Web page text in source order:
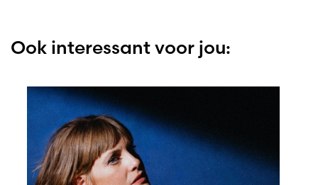
Ook interessant voor jou: